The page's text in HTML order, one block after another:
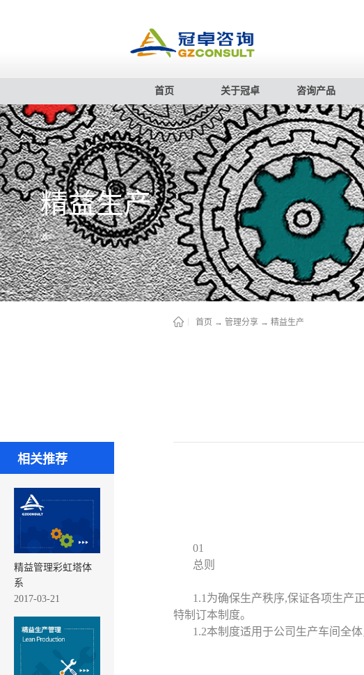
首页 关于冠卓 咨询产品
精益生产
相关推荐
精益管理彩虹塔体
系
2017-03-21
首页 → 管理分享 → 精益生产
01
总则
1.1为确保生产秩序,保证各项生产
特制订本制度。
1.2本制度适用于公司生产车间全体